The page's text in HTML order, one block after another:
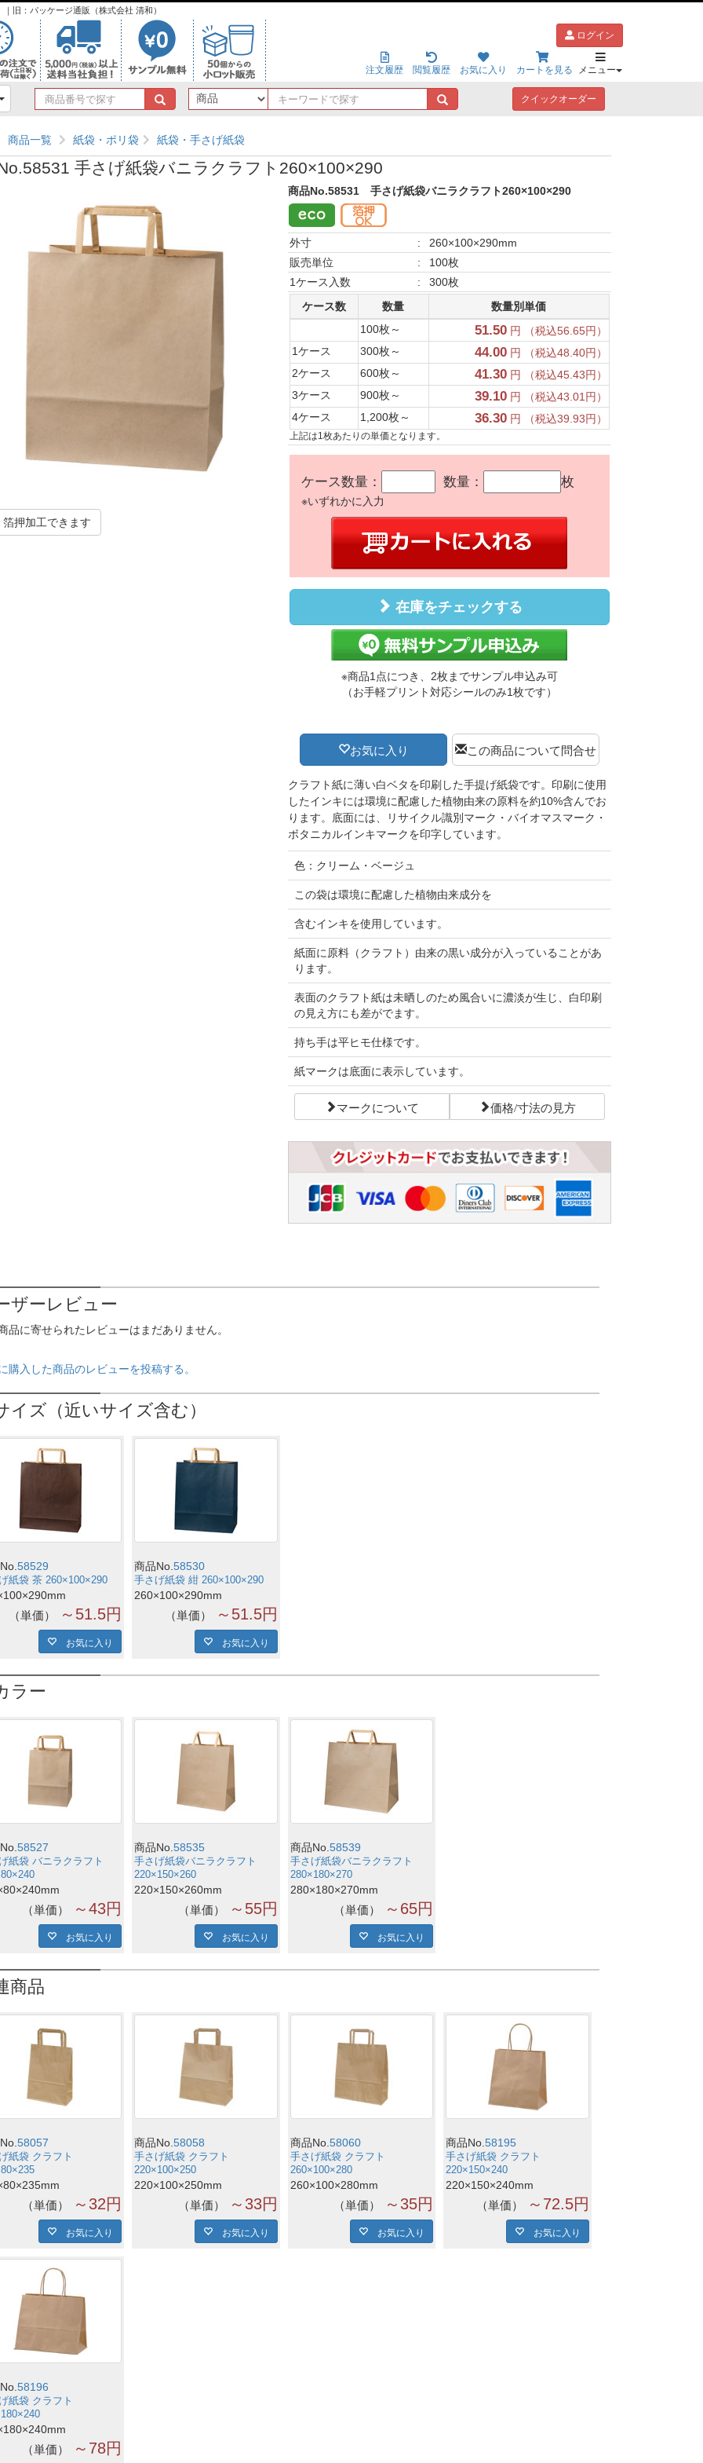
旧：パッケージ通販（株式会社 清和）
ログイン
注文履歴 閲覧履歴 お気に入り カートを見る メニュー
商
品
号
で
探
キ
ー
ド
で
探
す
クイックオーダー
商品一覧 紙袋・ポリ袋 紙袋・手さげ紙袋
手さげ紙袋バニラクラフト260×100×290
箔押加工できます
商品No.58531 手さげ紙袋バニラクラフト260×100×290
外寸 :
260×100×290mm
販売単位
:
100枚
1ケース入数
:
300枚
ケース数
数量
数量別単価
100枚～
51.50円 （税込56.65円）
1ケース
300枚～ 44.00円 （税込48.40円）
2ケース
600枚～ 41.30円 （税込45.43円）
3ケース
900枚～ 39.10円 （税込43.01円）
4ケース
1,200枚～ 36.30円 （税込39.93円）
上記は1枚あたりの単価となります。
ケース数量： 数量： 枚
※いずれかに入力
在庫をチェックする
※商品1点につき、2枚までサンプル申込み可
（お手軽プリント対応シールのみ1枚です）
お気に入り この商品について問合せ
クラフト紙に薄い白ベタを印刷した手提げ紙袋です。印刷に使用
したインキには環境に配慮した植物由来の原料を約10%含んでお
ります。底面には、リサイクル識別マーク・バイオマスマーク・
ボタニカルインキマークを印字しています。
色：クリーム・ベージュ
この袋は環境に配慮した植物由来成分を
含むインキを使用しています。
紙面に原料（クラフト）由来の黒い成分が入っていることがあ
ります。
表面のクラフト紙は未晒しのため風合いに濃淡が生じ、白印刷
の見え方にも差がでます。
持ち手は平ヒモ仕様です。
紙マークは底面に表示しています。
マークについて 価格/寸法の見方
ザーレビュー
品に寄せられたレビューはまだありません。
購入した商品のレビューを投稿する。
イズ（近いサイズ含む）
58529
紙袋 茶 260×100×290
単価 ～51.5円
お気に入り
商品No. 58530
手さげ紙袋 紺 260×100×290
260×100×290mm
単価 ～51.5円
お気に入り
ラー
58527
紙袋 バニラクラフト
単価 ～43円
お気に入り
商品No.58535
手さげ紙袋バニラクラフト
220×150×260
220×150×260mm
単価 ～55円
お気に入り
商品No.58539
手さげ紙袋バニラクラフト
280×180×270
280×180×270mm
単価 ～65円
お気に入り
商品
58057
紙袋 クラフト
単価 ～32円
お気に入り
商品No.58058
手さげ紙袋 クラフト
220×100×250
220×100×250mm
単価 ～33円
お気に入り
商品No.58060
手さげ紙袋 クラフト
260×100×280
260×100×280mm
単価 ～35円
お気に入り
商品No.58195
手さげ紙袋 クラフト
220×150×240
220×150×240mm
単価 ～72.5円
お気に入り
58196
紙袋 クラフト
単価 ～78円